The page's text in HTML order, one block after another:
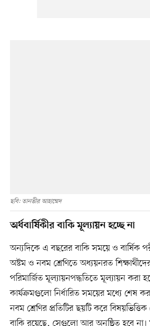
ছবি: তানভীর আহাম্মেদ
অর্ধবার্ষিকীর বাকি মূল্যায়ন হচ্ছে না
অন্যদিকে এ বছরের বাকি সময়ে ও বার্ষিক
অষ্টম ও নবম শ্রেণিতে অধ্যয়নরত
পরিমার্জিত মূল্যায়নপদ্ধতিতে মূল্যায়ন করা
কার্যক্রমগুলো নির্ধারিত সময়ের মধ্যে শেষ
নবম শ্রেণির প্রতিটির ছয়টি করে
বাকি রয়েছে, সেগুলো আর অনুষ্ঠিত হবে না।